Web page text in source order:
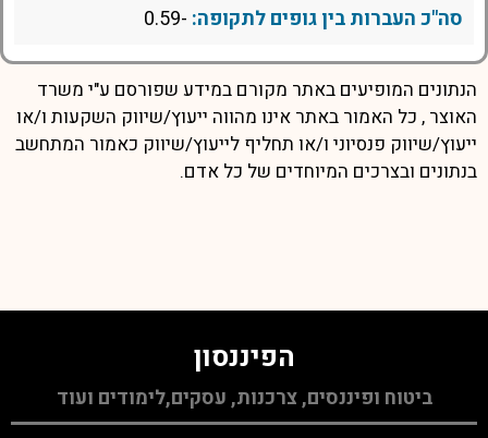
סה"כ העברות בין גופים לתקופה: -0.59
הנתונים המופיעים באתר מקורם במידע שפורסם ע"י משרד
האוצר , כל האמור באתר אינו מהווה ייעוץ/שיווק השקעות ו/או
ייעוץ/שיווק פנסיוני ו/או תחליף לייעוץ/שיווק כאמור המתחשב
בנתונים ובצרכים המיוחדים של כל אדם.
הפיננסון
ביטוח ופיננסים, צרכנות, עסקים,לימודים ועוד